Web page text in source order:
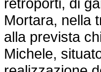
Mortara, nella
alla prevista
Michele,